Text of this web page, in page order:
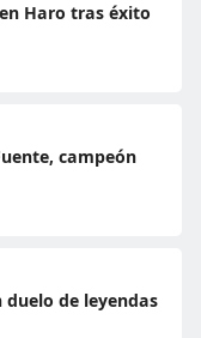
Haro tras éxito
campeón
duelo de leyendas